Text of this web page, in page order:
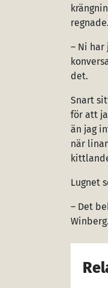
regnade.
– Ni har
det.
Snart
för att
än jag
när
Lugnet
– Det
Winberg.